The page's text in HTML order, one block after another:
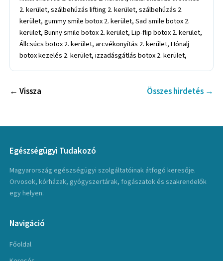
← Vissza Összes hirdetés →
Egészségügyi Tudakozó
Magyarország egészségügyi szolgáltatóinak átfogó keresője.
Orvosok, kórházak, gyógyszertárak, fogászatok és szakrendelők
egy helyen.
Navigáció
Főoldal